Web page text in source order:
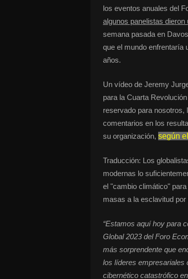
los eventos anuales del
algunos panelistas dieron
semana pasada en
que el mundo enfrentaría
años.
Un vídeo de Jeremy
para la Cuarta
reservado para nosotros,
comentarios en los
su organización, según
Traducción: Los
modernas lo
el "cambio climático"
masas a la esclavitud por
“Estamos aquí hoy para
Global 2023 del Foro
más sorprendente que
los líderes empresariales
cibernético catastrófico